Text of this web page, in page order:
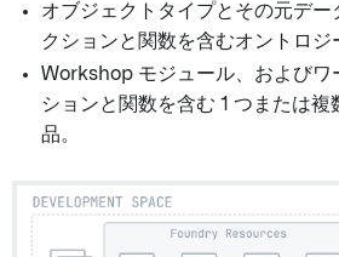
オブジェクトタイプとその元デー
クションと関数を含むオントロジ
Workshop モジュール、およびワ
ションと関数を含む 1 つまたは複
品。